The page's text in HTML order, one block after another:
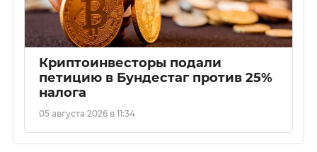
Криптоинвесторы подали
петицию в Бундестаг против 25%
налога
05 августа 2026 в 11:34